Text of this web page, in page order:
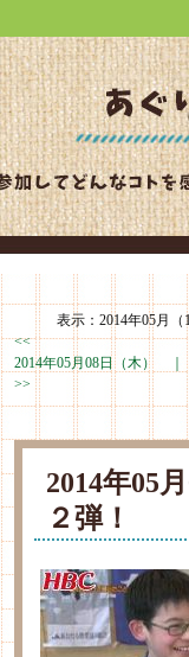
表示：2014年05月（
<<
2014年05月08日（木）
>>
2014年
２弾！